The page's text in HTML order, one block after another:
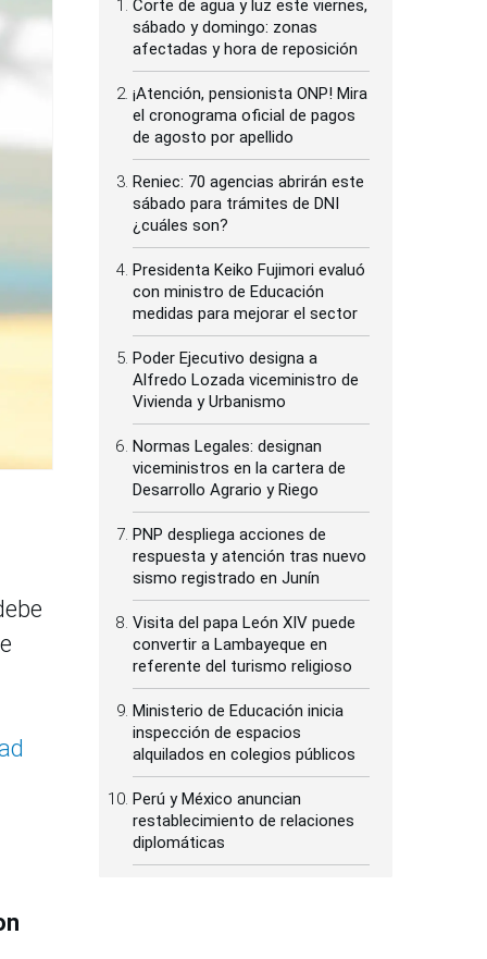
Corte de agua y luz este viernes,
sábado y domingo: zonas
afectadas y hora de reposición
¡Atención, pensionista ONP! Mira
el cronograma oficial de pagos
de agosto por apellido
Reniec: 70 agencias abrirán este
sábado para trámites de DNI
¿cuáles son?
Presidenta Keiko Fujimori evaluó
con ministro de Educación
medidas para mejorar el sector
Poder Ejecutivo designa a
Alfredo Lozada viceministro de
Vivienda y Urbanismo
Normas Legales: designan
viceministros en la cartera de
Desarrollo Agrario y Riego
PNP despliega acciones de
respuesta y atención tras nuevo
sismo registrado en Junín
Visita del papa León XIV puede
convertir a Lambayeque en
referente del turismo religioso
Ministerio de Educación inicia
inspección de espacios
alquilados en colegios públicos
Perú y México anuncian
restablecimiento de relaciones
diplomáticas